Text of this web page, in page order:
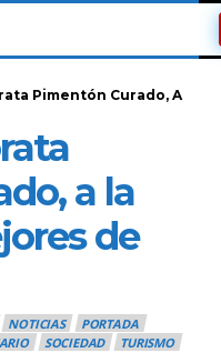
Pimentón Curado, A
a la
de
NOTICIAS
PORTADA
SOCIEDAD TURISMO